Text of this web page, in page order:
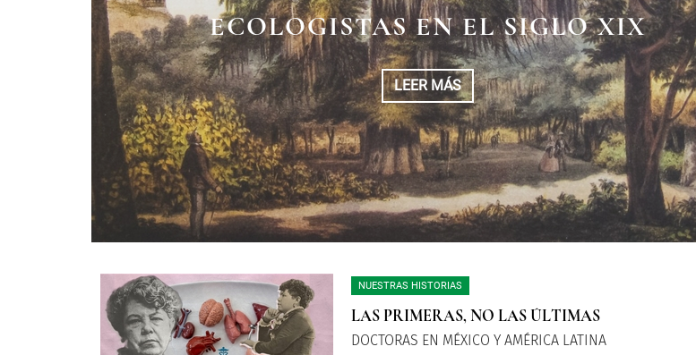
ECOLOGISTAS EN EL SIGLO XIX
LEER MÁS
LA HISTORIA DEL PALACIO NACIONAL
LEER MÁS
ABRIL DE 1863
LEER MÁS
NUESTRAS HISTORIAS
LAS PRIMERAS, NO LAS ÚLTIMAS
DOCTORAS EN MÉXICO Y AMÉRICA LATINA